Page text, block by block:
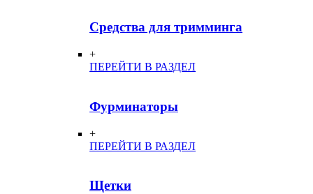
Средства для тримминга
+
ПЕРЕЙТИ В РАЗДЕЛ
Фурминаторы
+
ПЕРЕЙТИ В РАЗДЕЛ
Щетки